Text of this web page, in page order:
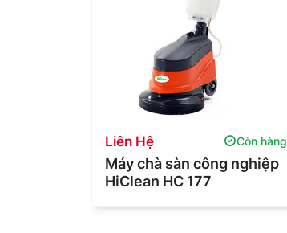
Liên Hệ Còn hàng
Máy chà sàn công nghiệp
HiClean HC 177